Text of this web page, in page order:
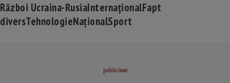
Război Ucraina-RusiaInternaționalFapt
diversTehnologieNaționalSport